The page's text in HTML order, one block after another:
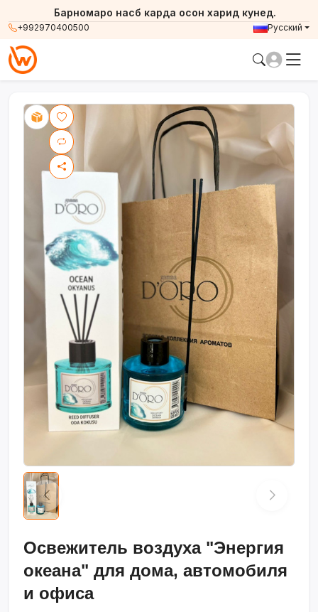
+992970400500
Барномаро насб карда осон харид кунед.
Русский
Освежитель воздуха "Энергия
океана" для дома, автомобиля
и офиса